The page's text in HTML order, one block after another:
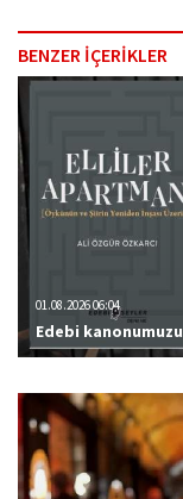
BENZER İÇERİKLER
01.08.2026 06:04
Edebi